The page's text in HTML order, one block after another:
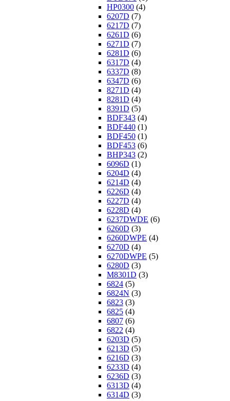
HP0300 (4)
6207D (7)
6217D (7)
6261D (6)
6271D (7)
6281D (6)
6317D (4)
6337D (8)
6347D (6)
8271D (4)
8281D (4)
8391D (5)
BDF343 (4)
BDF440 (1)
BDF450 (1)
BDF453 (6)
BHP343 (2)
6096D (1)
6204D (4)
6214D (4)
6226D (4)
6227D (4)
6228D (4)
6237DWDE (6)
6260D (3)
6260DWPE (4)
6270D (4)
6270DWPE (5)
6280D (3)
M8301D (3)
6824 (5)
6824N (3)
6823 (3)
6825 (4)
6807 (6)
6822 (4)
6203D (5)
6213D (5)
6216D (3)
6233D (4)
6236D (3)
6313D (4)
6314D (3)